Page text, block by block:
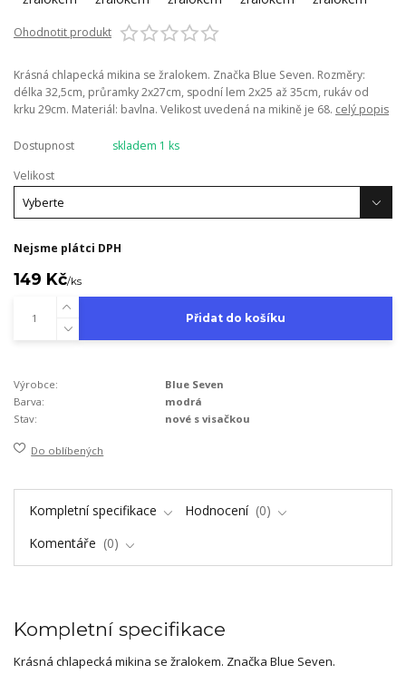
Ohodnotit produkt
Krásná chlapecká mikina se žralokem. Značka Blue Seven. Rozměry:
délka 32,5cm, průramky 2x27cm, spodní lem 2x25 až 35cm, rukáv od
krku 29cm. Materiál: bavlna. Velikost uvedená na mikině je 68. celý popis
Dostupnost
skladem 1 ks
Velikost
Nejsme plátci DPH
149 Kč/ks
Přidat do košíku
Výrobce:
Blue Seven
Barva:
modrá
Stav:
nové s visačkou
Do oblíbených
Kompletní specifikace Hodnocení
0
Komentáře
0
Kompletní specifikace
Krásná chlapecká mikina se žralokem. Značka Blue Seven.